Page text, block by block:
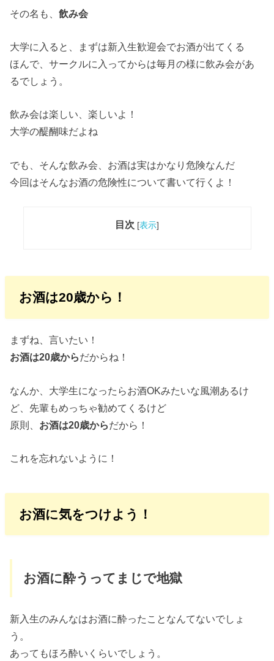
その名も、飲み会
大学に入ると、まずは新入生歓迎会でお酒が出てくる
ほんで、サークルに入ってからは毎月の様に飲み会があ
るでしょう。
飲み会は楽しい、楽しいよ！
大学の醍醐味だよね
でも、そんな飲み会、お酒は実はかなり危険なんだ
今回はそんなお酒の危険性について書いて行くよ！
目次 [表示]
お酒は20歳から！
まずね、言いたい！
お酒は20歳からだからね！
なんか、大学生になったらお酒OKみたいな風潮あるけ
ど、先輩もめっちゃ勧めてくるけど
原則、 お酒は20歳からだから！
これを忘れないように！
お酒に気をつけよう！
お酒に酔うってまじで地獄
新入生のみんなはお酒に酔ったことなんてないでしょ
う。
あってもほろ酔いくらいでしょう。